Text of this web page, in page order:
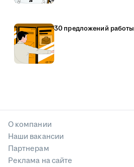
30 предложений
О компании
Наши вакансии
Партнерам
Реклама на сайте